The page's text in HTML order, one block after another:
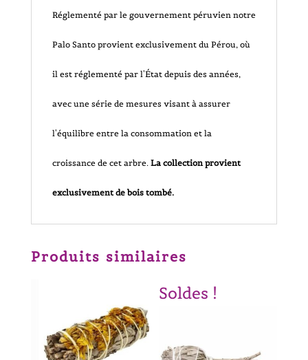
Réglementé par le gouvernement péruvien notre
Palo Santo provient exclusivement du Pérou, où
il est réglementé par l'État depuis des années,
avec une série de mesures visant à assurer
l'équilibre entre la consommation et la
croissance de cet arbre. La collection provient
exclusivement de bois tombé.
Produits similaires
Soldes !